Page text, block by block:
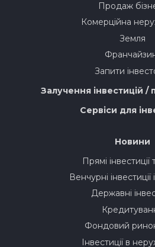
Продаж
Комерційна
Земля
Запити
Залучення інвестицій /
Сервіси для
Новини
Прямі інвестиції
Венчурні інвестиції
Державні
Фондовий
Інвестиції в